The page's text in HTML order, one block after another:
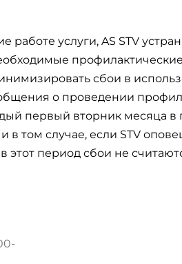
услуги, AS STV
сбои в
о проведении
первый вторник месяца
том случае, если STV
этот период сбои не